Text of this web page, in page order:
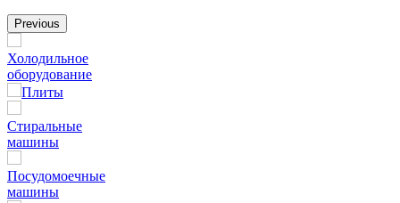
Previous
Холодильное
оборудование
Плиты
Стиральные
машины
Посудомоечные
машины